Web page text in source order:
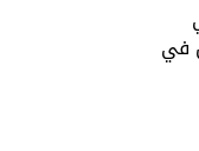
في